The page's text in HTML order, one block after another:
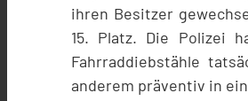
ihren Besitzer
15. Platz. Die Polizei
Fahrraddiebstähle
anderem präventiv in